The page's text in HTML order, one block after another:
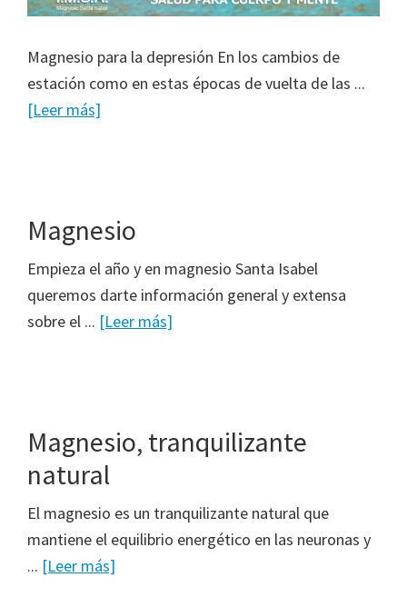
Magnesio para la depresión En los cambios de
estación como en estas épocas de vuelta de las ...
[Leer más]
Magnesio
Empieza el año y en magnesio Santa Isabel
queremos darte información general y extensa
sobre el ... [Leer más]
Magnesio, tranquilizante
natural
El magnesio es un tranquilizante natural que
mantiene el equilibrio energético en las neuronas y
... [Leer más]